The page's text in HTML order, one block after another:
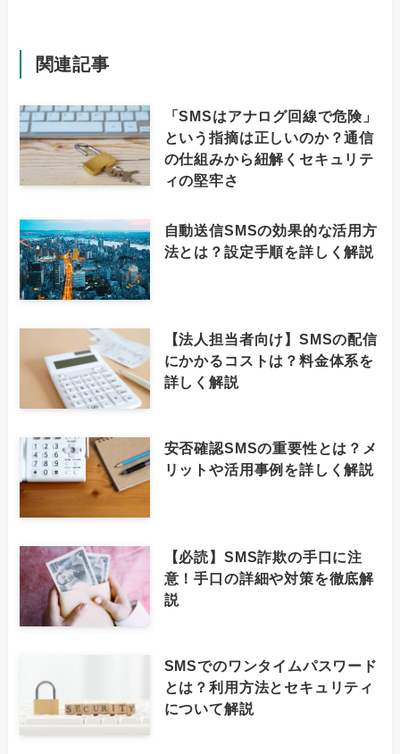
関連記事
「SMSはアナログ回線で危険」
という指摘は正しいのか？通信
の仕組みから紐解くセキュリテ
ィの堅牢さ
自動送信SMSの効果的な活用方
法とは？設定手順を詳しく解説
【法人担当者向け】SMSの配信
にかかるコストは？料金体系を
詳しく解説
安否確認SMSの重要性とは？メ
リットや活用事例を詳しく解説
【必読】SMS詐欺の手口に注
意！手口の詳細や対策を徹底解
説
SMSでのワンタイムパスワード
とは？利用方法とセキュリティ
について解説